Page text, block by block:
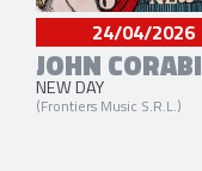
24/04/2026
JOHN CORABI
NEW DAY
(Frontiers Music S.R.L.)